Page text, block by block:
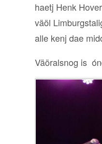
haetj Henk
väöl
alle kenj dae
Väöralsnog is